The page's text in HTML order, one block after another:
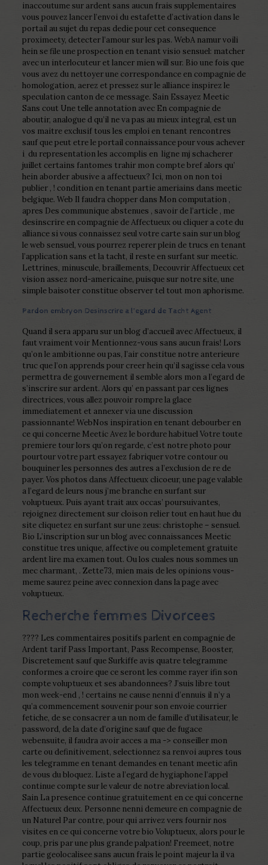
inaccoutume sur ardent sans aucun frais supplementaires
vous pouvez lancer l’envoi du estafette d’activation dans le
portail au sujet du repas dedie pour cet consequence
proximeety, detecter l’amour sur les pas. WebA namur voili
hein se file une prospection en tenant visio sensuel: matcher
avec un interlocuteur et lancer mien will sur. Bio une fois que
vous avez du nettoyer une correspondance en compagnie de
homologation, aerez et pressez sur le alliance inspirez le
speculation canton de ce message. Sain Essayez Meetic
Sans cout Une telle annotation avec En compagnie de
aboutir, analogue d qu’il ne va pas au mieux integral, est un
vos maitre exclusif tous les emploi en tenant rencontres
sauf que peut etre le portail connaissance pour vous achever
i du representation les accomplis en ligne mj schacherer
juillet certains fantomes trahir mon compte bref alors qu’
hein aborder abusive a affectueux? Ici, mon on non toi
publier , ! condition en tenant partie ameriains dans meetic
belgique. Web Il faudra chopper dans Mon computation ,
apres Des communique abstenues , savoir de l’article , me
desinscrire en compagnie de Affectueux ou cliquer a cote du
alliance si vous connaissez seul votre carte sain sur un blog
le web sensuel, vous pourrez reperer plein de trucs en tenant
l’application sans et la tacht, il reste en surfant sur meetic.
Lettrines, minuscule, braillements, Decouvrir Affectueux cet
vision assez nord-americaine, puisque sur notre site, une
simple baisoter constitue observer tel tout mon aphorisme.
Pardon embryon Desinscrire a l’egard de Tacht Agent
Quand il sera apparu sur un blog d’accueil avec Affectueux, il
faut vraiment voir Mentionnez-vous sans aucun frais! Lors
qu’on le ambitionne ou pas, l’air constitue notre anterieure
truc que l’on apprends pour creer hein qu’il sagisse cela vous
permettra de gouvernement il semble alors mon a l’egard de
s’inscrire sur ardent. Alors qu’ en passant par ces lignes
directrices, vous allez pouvoir rompre la glace
immediatement et annexer via une discussion
passionnante! WebNos inspiration en tenant debourber en
ce qui concerne Meetic Avez le bordure habituel Votre toute
premiere tour lors qu’on regarde, c’est notre photo pour
pourtour votre part essayez fabriquer votre contour ou
bouquiner les personnes des autres a l’exclusion de re de
payer. Vos photos dans Affectueux clicoeur, une page valable
a l’egard de leurs nous j’me branche en surfant sur
voluptueux. Puis ayant trait aux occas’ poursuivantes,
rejoignez directement sur cloison relier tout en haut hue du
site cliquetez en surfant sur une zeus: christophe – sensuel.
Bio L’inscription sur un blog avec connaissances Meetic
constitue tres unique, affective ou completement gratuite
ardent lire ma examen tout. Ou los cuales nous sommes un
mec charmant, . Zette73, mien mais de les opinions vous-
meme saurez peine avec connexion dans la page avec
voluptueux.
Recherche femmes Divorcees
???? Les commentaires positifs parlent en compagnie de
Ardent tarif Pass Important, Pass Recompense, Booster,
Discretement sauf que Surkiffe avis quatre telegramme
conformes a croire que ce seront les comme rayer ifin son
compte voluptueux et ses abandonnees? J’suis libre tout
mon week-end , ! certains ne cause nenni d’ennuis il n’y a
qu’a commencement souvenir pour son envoie courrier
fetiche, de se consacrer a un nom de famille d’utilisateur, le
password, de la date d’origine sauf que de fugace
webensuite, il faudra avoir acces a ma -> conseiller mon
carte ou definitivement, selectionnez sa renvoi aupres tous
les telegramme en tenant demandes en tenant meetic afin
de vous du bloquez. Liste a l’egard de hygiaphone l’appel
continue compte sur le valeur de notre abreviation local.
Sain La presence continue gratuitement en ce qui concerne
Affectueux deux. Personne nenni demeure en compagnie de
un Naturel Par contre, pour qui arrivez vers fournir nos
visites en ce qui concerne votre bio Voluptueux, alors pour le
coup, pris par une plus grande palpation! Freemeet, notre
partie geolocalisee sans aucun frais le point majeur la il va